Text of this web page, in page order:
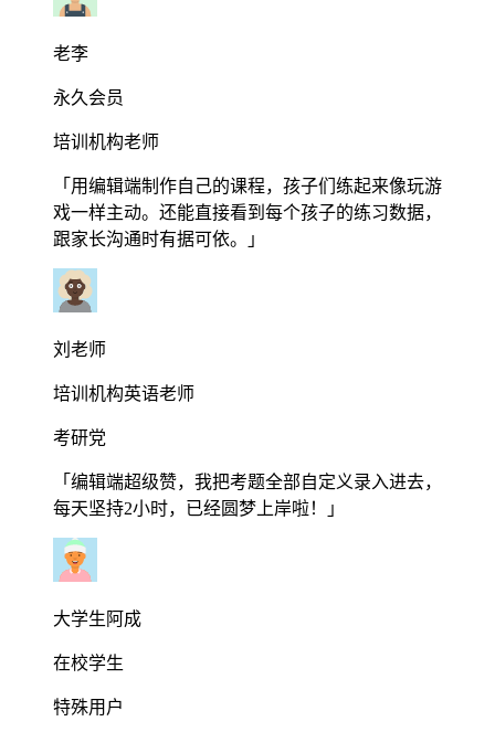
老李
永久会员
培训机构老师
「用编辑端制作自己的课程，孩子们练起来像玩游
戏一样主动。还能直接看到每个孩子的练习数据，
跟家长沟通时有据可依。」
刘老师
培训机构英语老师
考研党
「编辑端超级赞，我把考题全部自定义录入进去，
每天坚持2小时，已经圆梦上岸啦！」
大学生阿成
在校学生
特殊用户